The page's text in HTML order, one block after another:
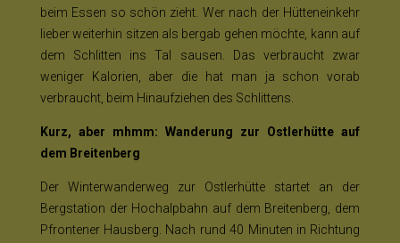
beim Essen so schön zieht. Wer nach der Hütteneinkehr
lieber weiterhin sitzen als bergab gehen möchte, kann auf
dem Schlitten ins Tal sausen. Das verbraucht zwar
weniger Kalorien, aber die hat man ja schon vorab
verbraucht, beim Hinaufziehen des Schlittens.
Kurz, aber mhmm: Wanderung zur Ostlerhütte auf
dem Breitenberg
Der Winterwanderweg zur Ostlerhütte startet an der
Bergstation der Hochalpbahn auf dem Breitenberg, dem
Pfrontener Hausberg. Nach rund 40 Minuten in Richtung